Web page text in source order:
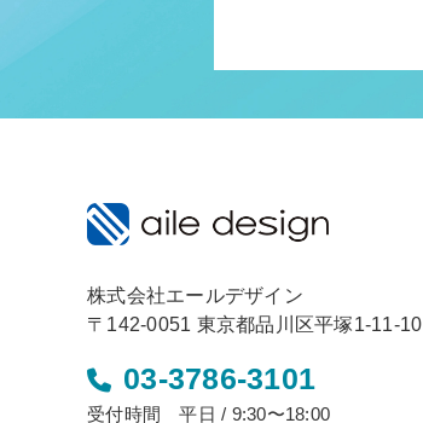
株式会社エールデザイン
〒142-0051 東京都品川区平塚1-11-10
03-3786-3101
受付時間 平日 / 9:30〜18:00